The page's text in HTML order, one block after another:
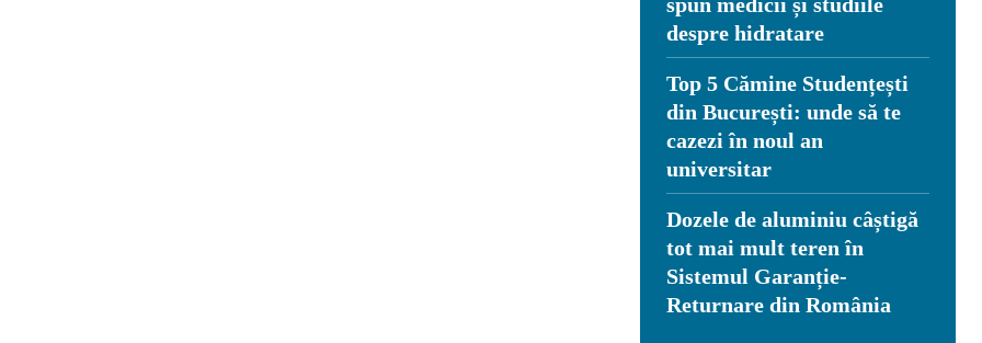
despre hidratare
Top 5 Cămine Studențești
din București: unde să te
cazezi în noul an
universitar
Dozele de aluminiu câștigă
tot mai mult teren în
Sistemul Garanție-
Returnare din România